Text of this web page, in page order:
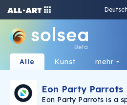
Deutsch
Beta
Alle Kunst mehr
Eon Party Parrots
Eon Party Parrots is a